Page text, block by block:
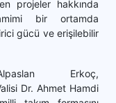
projeler hakkında
bir ortamda
gücü ve erişilebilir
Erkoç,
Dr. Ahmet Hamdi